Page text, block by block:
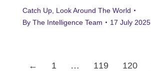
Catch Up Look Around The World
By The Intelligence Team 17 July 2025
← 1 … 119 120